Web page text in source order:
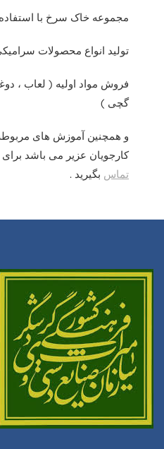
مجموعه خاک سرخ با
تولید انواع محصولات
فروش مواد اولیه ( لعاب ،
گچی )
و همچنین آموزش های
کارجویان عزیر می باشد برای
تماس بگیرید .